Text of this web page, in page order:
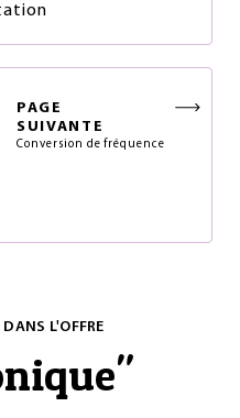
PAGE
SUIVANTE
Conversion de fréquence
L'OFFRE
"